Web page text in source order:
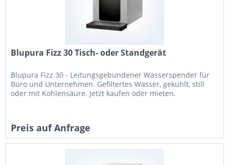
Blupura Fizz 30 Tisch- oder Standgerät
Blupura Fizz 30 - Leitungsgebundener Wasserspender für
Büro und Unternehmen. Gefiltertes Wasser, gekühlt, still
oder mit Kohlensäure. Jetzt kaufen oder mieten.
Preis auf Anfrage